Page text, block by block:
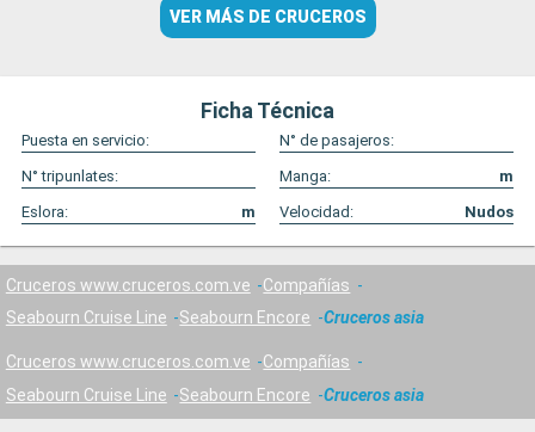
VER MÁS DE CRUCEROS
Ficha Técnica
Puesta en servicio:
N° de pasajeros:
N° tripunlates:
Manga:
m
Eslora:
m Velocidad: Nudos
Cruceros www.cruceros.com.ve
Compañías
Seabourn Cruise Line
Seabourn Encore Cruceros asia
Cruceros www.cruceros.com.ve
Compañías
Seabourn Cruise Line
Seabourn Encore Cruceros asia